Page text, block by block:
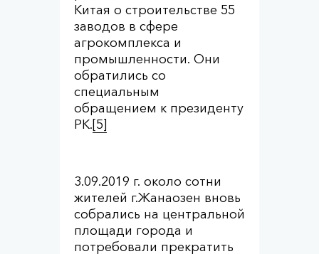
Китая о строительстве 55
заводов в сфере
агрокомплекса и
промышленности. Они
обратились со
специальным
обращением к президенту
РК.[5]
3.09.2019 г. около сотни
жителей г.Жанаозен вновь
собрались на центральной
площади города и
потребовали прекратить